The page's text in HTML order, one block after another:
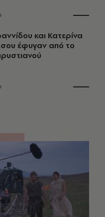
και Κατερίνα
έφυγαν από το